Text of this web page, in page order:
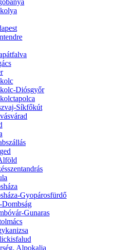
Diósgyőr
Síkfőkút
Gyopárosfürdő
Gunaras
Alpokalja